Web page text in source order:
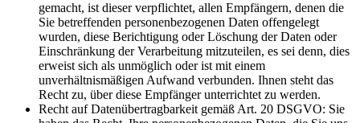
gemacht, ist dieser verpflichtet, allen Empfängern, denen die
Sie betreffenden personenbezogenen Daten offengelegt
wurden, diese Berichtigung oder Löschung der Daten oder
Einschränkung der Verarbeitung mitzuteilen, es sei denn, dies
erweist sich als unmöglich oder ist mit einem
unverhältnismäßigen Aufwand verbunden. Ihnen steht das
Recht zu, über diese Empfänger unterrichtet zu werden.
Recht auf Datenübertragbarkeit gemäß Art. 20 DSGVO: Sie